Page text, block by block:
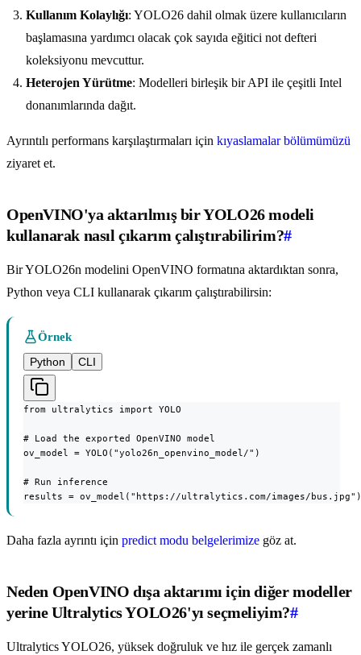
Kullanım Kolaylığı: YOLO26 dahil olmak üzere kullanıcıların
başlamasına yardımcı olacak çok sayıda eğitici not defteri
koleksiyonu mevcuttur.
Heterojen Yürütme: Modelleri birleşik bir API ile çeşitli Intel
donanımlarında dağıt.
Ayrıntılı performans karşılaştırmaları için kıyaslamalar bölümümüzü
ziyaret et.
OpenVINO'ya aktarılmış bir YOLO26 modeli
kullanarak nasıl çıkarım çalıştırabilirim?#
Bir YOLO26n modelini OpenVINO formatına aktardıktan sonra,
Python veya CLI kullanarak çıkarım çalıştırabilirsin:
Örnek
Python
CLI
from ultralytics import YOLO
# Load the exported OpenVINO model
ov_model = YOLO("yolo26n_openvino_model/")
# Run inference
results = ov_model("https://ultralytics.com/images/bus.jpg")
Daha fazla ayrıntı için predict modu belgelerimize göz at.
Neden OpenVINO dışa aktarımı için diğer modeller
yerine Ultralytics YOLO26'yı seçmeliyim?#
Ultralytics YOLO26, yüksek doğruluk ve hız ile gerçek zamanlı